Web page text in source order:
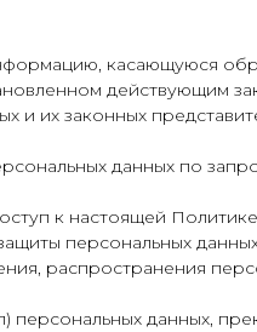
касающуюся
действующим
их законных
данных по
к настоящей
персональных
распространения
данных,